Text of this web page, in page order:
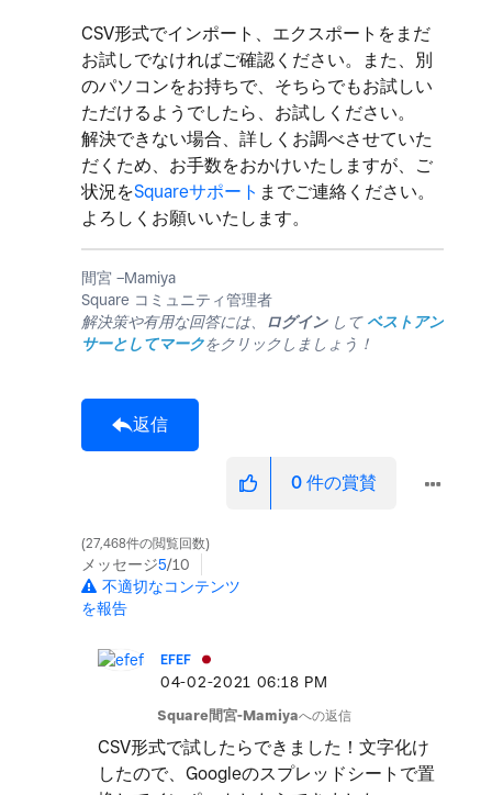
CSV形式でインポート、エクスポートをまだ
お試しでなければご確認ください。また、別
のパソコンをお持ちで、そちらでもお試しい
ただけるようでしたら、お試しください。
解決できない場合、詳しくお調べさせていた
だくため、お手数をおかけいたしますが、ご
状況をSquareサポート までご連絡ください。
よろしくお願いいたします。
間宮 −Mamiya
Square コミュニティ管理者
解決策や有用な回答には、
ログインして ベストアン
サーとしてマークをクリックしましょう！
返信
0 件の賞賛
27,468件の閲覧回数
メッセージ5/10
不適切なコンテンツ
を報告
EFEF
‎04-02-2021 06:18 PM
Square間宮-Mamiyaへの返信
CSV形式で試したらできました！文字化け
したので、Googleのスプレッドシートで置